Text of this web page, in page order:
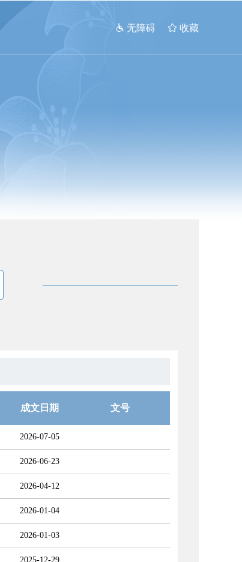
 无障碍  收藏
成文日期 文号
2026-07-05
2026-06-23
2026-04-12
2026-01-04
2026-01-03
2025-12-29